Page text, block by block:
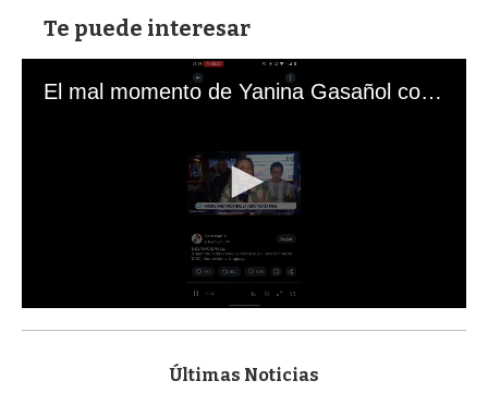
Te puede interesar
El mal momento de Yanina Gasañol con un hincha argentino en "Subrayado"
s
Últimas Noticias